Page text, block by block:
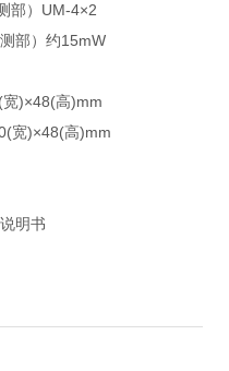
部）UM-4×2
测部）约15mW
宽)×48(高)mm
)×48(高)mm
明书